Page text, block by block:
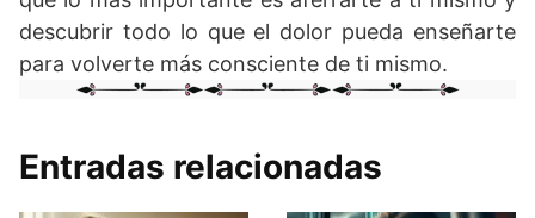
descubrir todo lo que el dolor pueda enseñarte
para volverte más consciente de ti mismo.
Entradas relacionadas